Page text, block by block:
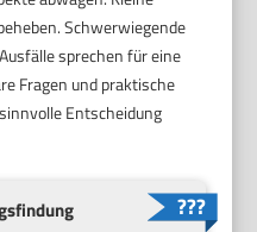
Schwerwiegende
sprechen für eine
Fragen und praktische
Entscheidung